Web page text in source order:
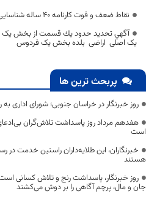
نقاط ضعف و قوت کارنامه 40 ساله شناسایی شود
آگهي تحديد حدود يك قسمت از بخش یک
یک اصلی اراضی بلده بخش یک فردوس
پربحث ترین ها
روز خبرنگار در خراسان جنوبی؛ شورای اداری به
هفدهم مرداد روز پاسداشت تلاش‌گران
است
خبرنگاران، این طلایه‌داران راستین خدمت در
هستند
روز خبرنگار، پاسداشت رنج و تلاش کسانی
جان و مال، پرچم آگاهی را بر دوش می‌کشند